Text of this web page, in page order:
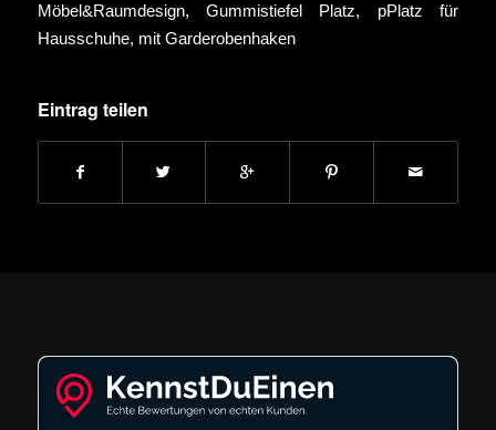
Möbel&Raumdesign, Gummistiefel Platz, pPlatz für
Hausschuhe, mit Garderobenhaken
Eintrag teilen